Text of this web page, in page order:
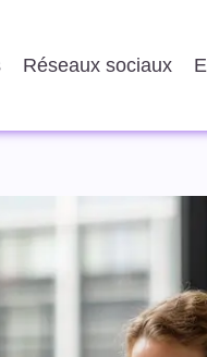
Réseaux sociaux